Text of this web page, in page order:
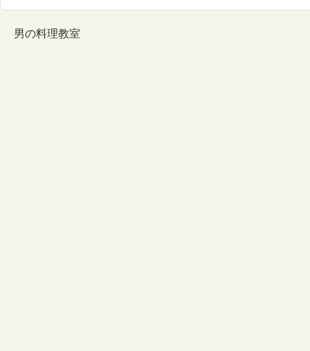
男の料理教室